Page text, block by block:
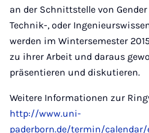
an der Schnittstelle von
Technik-, oder
werden im Wintersemester
zu ihrer Arbeit und daraus
präsentieren und diskutieren.
Weitere Informationen zur
http://www.uni-
paderborn.de/termin/